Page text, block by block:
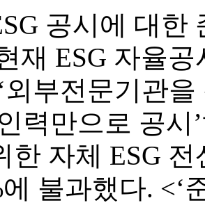
공시에 대한
재 ESG 자율
외부전문기관
력만으로 공시
한 자체 ESG
불과했다. <‘